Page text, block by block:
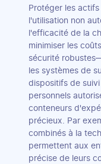
Protéger les
l'utilisation non
l'efficacité de la
minimiser les
sécurité
les systèmes de
dispositifs de
personnels
conteneurs
précieux. Par
combinés à la
permettent aux
précise de leurs